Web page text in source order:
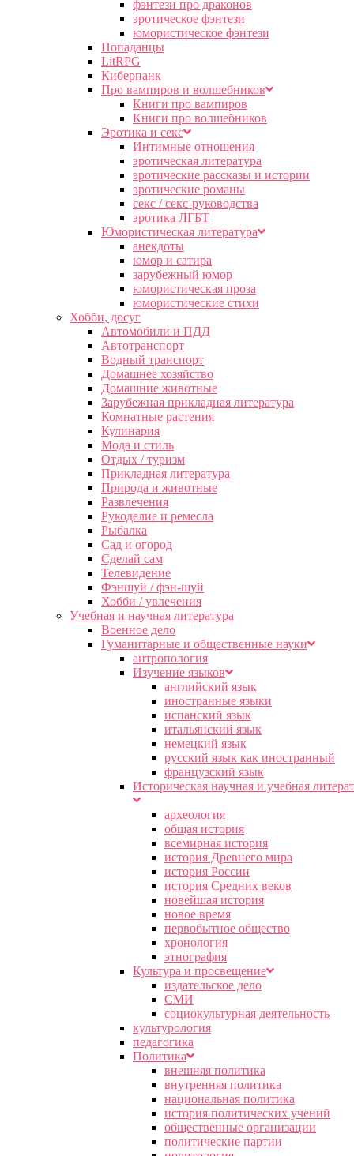
фэнтези про драконов
эротическое фэнтези
юмористическое фэнтези
Попаданцы
LitRPG
Киберпанк
Про вампиров и волшебников
Книги про вампиров
Книги про волшебников
Эротика и секс
Интимные отношения
эротическая литература
эротические рассказы и истории
эротические романы
секс / секс-руководства
эротика ЛГБТ
Юмористическая литература
анекдоты
юмор и сатира
зарубежный юмор
юмористическая проза
юмористические стихи
Хобби, досуг
Автомобили и ПДД
Автотранспорт
Водный транспорт
Домашнее хозяйство
Домашние животные
Зарубежная прикладная литература
Комнатные растения
Кулинария
Мода и стиль
Отдых / туризм
Прикладная литература
Природа и животные
Развлечения
Рукоделие и ремесла
Рыбалка
Сад и огород
Сделай сам
Телевидение
Фэншуй / фэн-шуй
Хобби / увлечения
Учебная и научная литература
Военное дело
Гуманитарные и общественные науки
антропология
Изучение языков
английский язык
иностранные языки
испанский язык
итальянский язык
немецкий язык
русский язык как иностранный
французский язык
Историческая научная и учебная
археология
общая история
всемирная история
история Древнего мира
история России
история Средних веков
новейшая история
новое время
первобытное общество
хронология
этнография
Культура и просвещение
издательское дело
СМИ
социокультурная деятельность
культурология
педагогика
Политика
внешняя политика
внутренняя политика
национальная политика
история политических учений
общественные организации
политические партии